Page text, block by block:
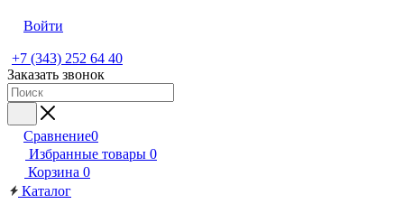
Войти
+7 (343) 252 64 40
Заказать звонок
Сравнение0
Избранные товары 0
Корзина 0
Каталог